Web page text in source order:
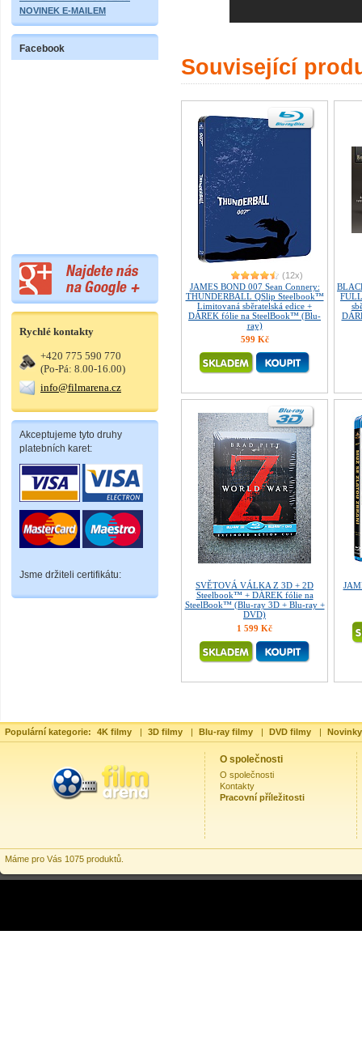
NOVINEK E-MAILEM
Facebook
Rychlé kontakty
+420 775 590 770
(Po-Pá: 8.00-16.00)
info@filmarena.cz
Akceptujeme tyto druhy
platebních karet:
Jsme držiteli certifikátu:
Související
(12x)
JAMES BOND 007 Sean Connery:
THUNDERBALL QSlip Steelbook™
Limitovaná sběratelská edice +
DÁREK fólie na SteelBook™ (Blu-
ray)
599 Kč
SVĚTOVÁ VÁLKA Z 3D + 2D
Steelbook™ + DÁREK fólie na
SteelBook™ (Blu-ray 3D + Blu-ray +
DVD)
1 599 Kč
Populární kategorie: 4K filmy | 3D filmy | Blu-ray filmy | DVD filmy |
O společnosti
O společnosti
Kontakty
Pracovní příležitosti
Máme pro Vás 1075 produktů.